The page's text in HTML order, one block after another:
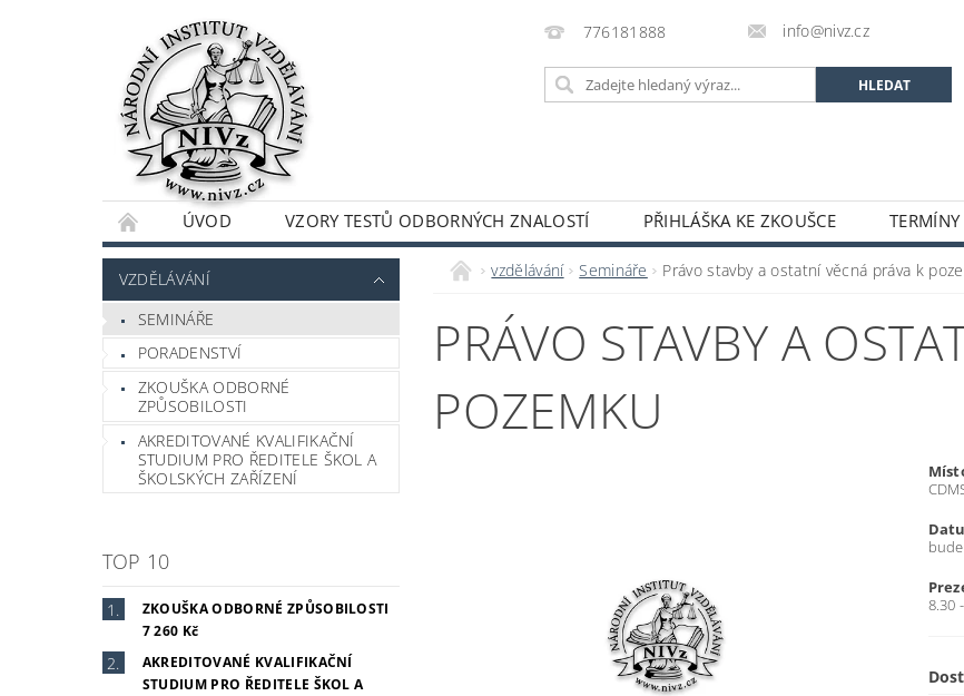
776181888 info@nivz.cz
ÚVOD VZORY TESTŮ ODBORNÝCH ZNALOSTÍ PŘIHLÁŠKA KE ZKOUŠCE
VZDĚLÁVÁNÍ
SEMINÁŘE
PORADENSTVÍ
ZKOUŠKA ODBORNÉ
ZPŮSOBILOSTI
AKREDITOVANÉ KVALIFIKAČNÍ
STUDIUM PRO ŘEDITELE ŠKOL A
ŠKOLSKÝCH ZAŘÍZENÍ
TOP 10
ZKOUŠKA ODBORNÉ ZPŮSOBILOSTI
7 260 Kč
AKREDITOVANÉ KVALIFIKAČNÍ
STUDIUM PRO ŘEDITELE ŠKOL A
vzdělávání Semináře Právo stavby a ostatní věcná práva k
PRÁVO STAVBY A
POZEMKU
8.30